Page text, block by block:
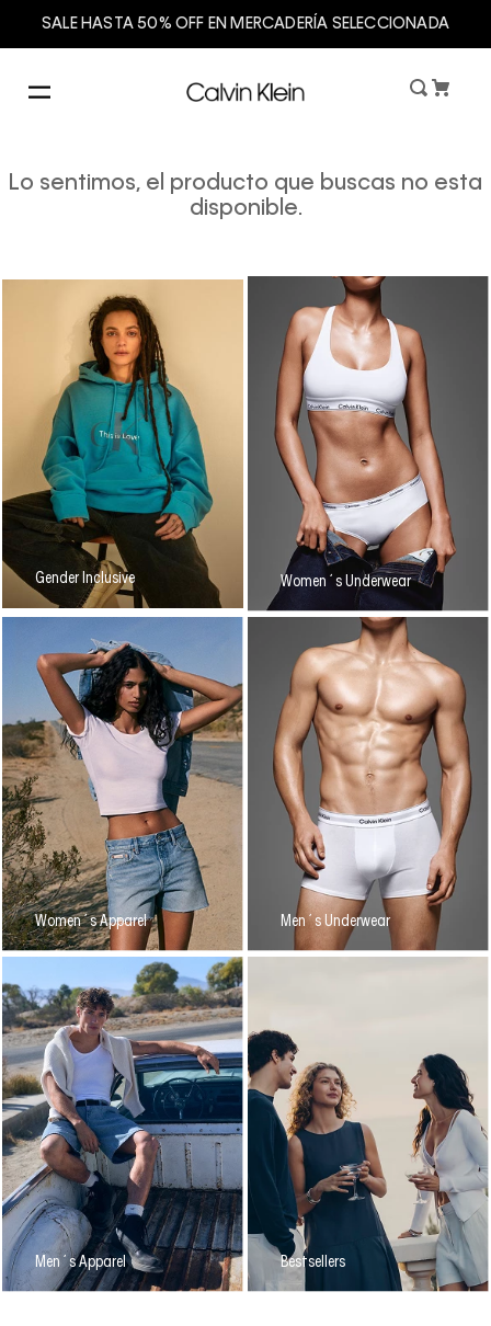
SALE HASTA 50% OFF EN MERCADERÍA SELECCIONADA
Lo sentimos, el producto que buscas no esta
disponible.
Gender Inclusive Women´s Underwear
Women´s Apparel Men´s Underwear
Men´s Apparel Bestsellers